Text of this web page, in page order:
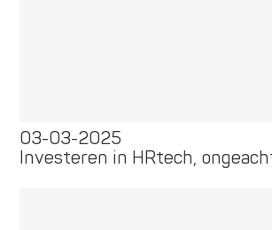
03-03-2025
Investeren in HRtech,